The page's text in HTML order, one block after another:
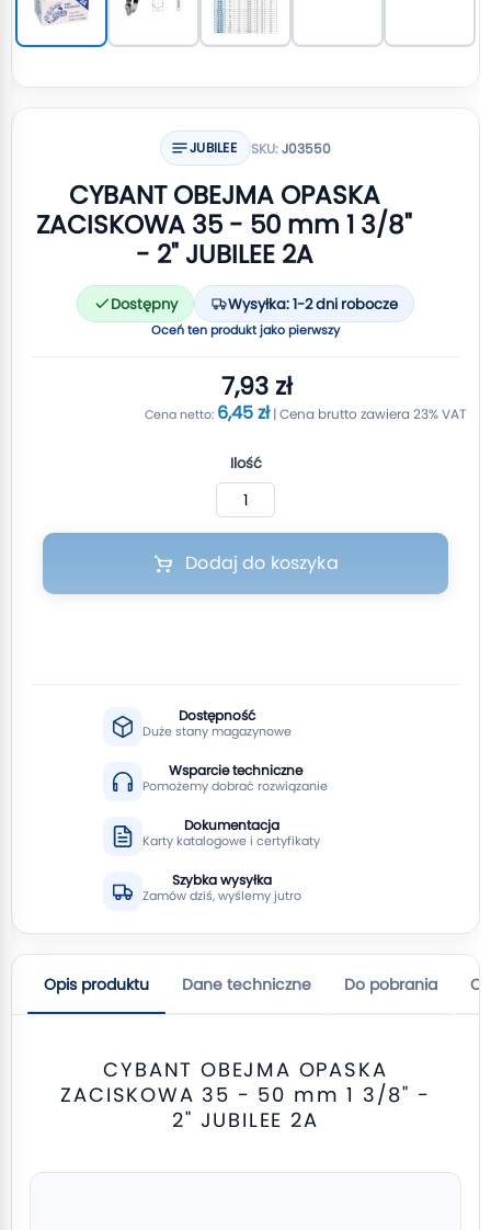
JUBILEE SKU:J03550
CYBANT OBEJMA OPASKA
ZACISKOWA 35 - 50 mm 1 3/8"
- 2" JUBILEE 2A
Dostępny Wysyłka: 1-2 dni robocze
Oceń ten produkt jako pierwszy
7,93 zł
6,45 zł
Ilość
Dodaj do koszyka
Dostępność
Duże stany magazynowe
Wsparcie techniczne
Pomożemy dobrać rozwiązanie
Dokumentacja
Karty katalogowe i certyfikaty
Szybka wysyłka
Zamów dziś, wyślemy jutro
Opis produktu Dane techniczne Do pobrania
CYBANT OBEJMA OPASKA
ZACISKOWA 35 - 50 mm 1 3/8" -
2" JUBILEE 2A